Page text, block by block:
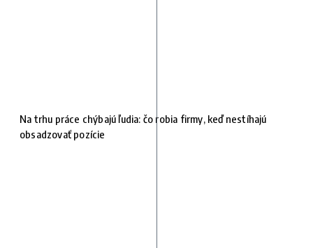
Na trhu práce chýbajú ľudia: čo robia firmy, keď nestíhajú
obsadzovať pozície